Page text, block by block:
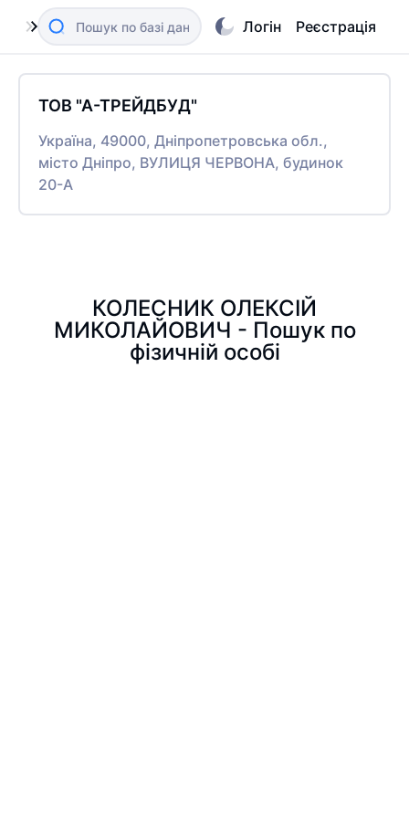
Логін Реєстрація
ТОВ "А-ТРЕЙДБУД"
Україна, 49000, Дніпропетровська обл.,
місто Дніпро, ВУЛИЦЯ ЧЕРВОНА, будинок
20-А
КОЛЕСНИК ОЛЕКСІЙ
МИКОЛАЙОВИЧ - Пошук по
фізичній особі